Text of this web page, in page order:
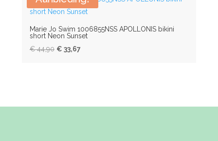
Marie Jo Swim 1006855NSS APOLLONIS bikini
short Neon Sunset
€44,90 Oorspronkelijke
€ 33,67Huidige